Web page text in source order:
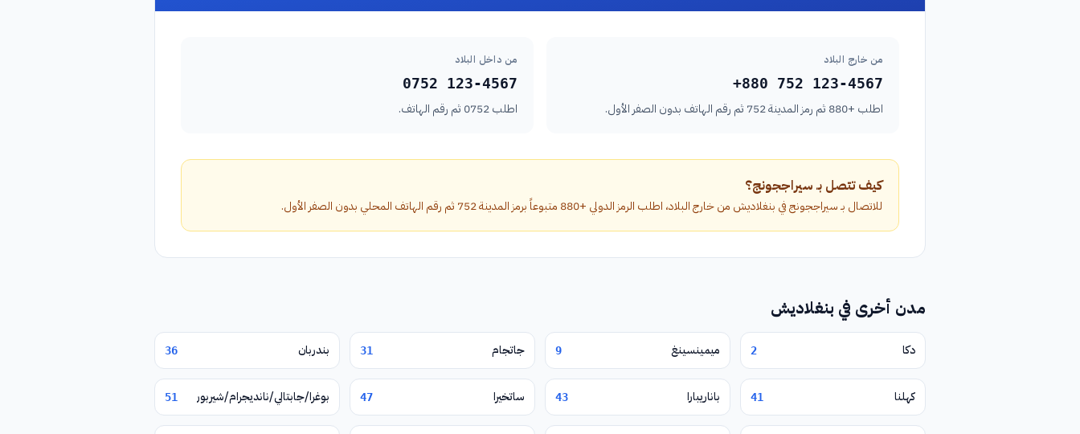
من خارج البلاد
+880 752 123-4567
اطلب +880 ثم رمز المدينة 752 ثم رقم الهاتف بدون الصفر الأول.
من داخل البلاد
0752 123-4567
اطلب 0752 ثم رقم الهاتف.
كيف تتصل بـ سيراججونج؟
للاتصال بـ سيراججونج في بنغلاديش من خارج البلاد، اطلب الرمز الدولي +880 متبوعاً برمز المدينة 752 ثم رقم الهاتف المحلي بدون الصفر الأول.
مدن أخرى في بنغلاديش
دكا 2 ميمينسينغ 9 جاتجام 31 بندربان 36
كهلنا 41 باناريبارا 43 ساتخيرا 47 بوغرا/جابتالي/نانديجرام/شيربور 51